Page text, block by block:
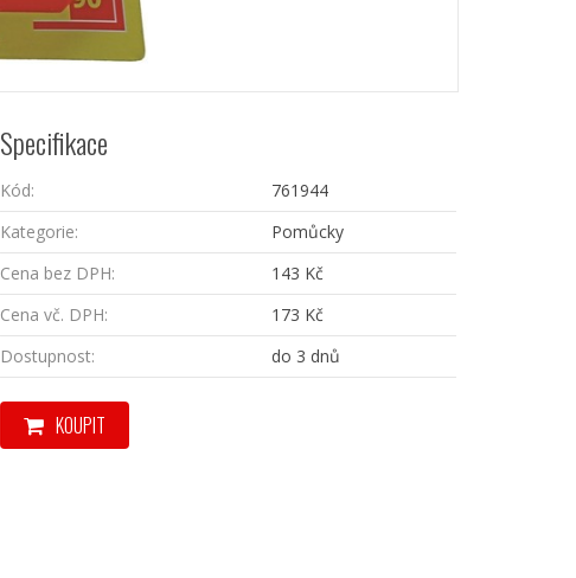
Specifikace
Kód:
761944
Kategorie:
Pomůcky
Cena bez DPH:
143 Kč
Cena vč. DPH:
173 Kč
Dostupnost:
do 3 dnů
KOUPIT